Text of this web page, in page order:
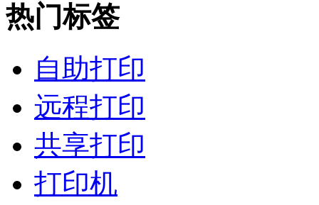
热门标签
自助打印
远程打印
共享打印
打印机